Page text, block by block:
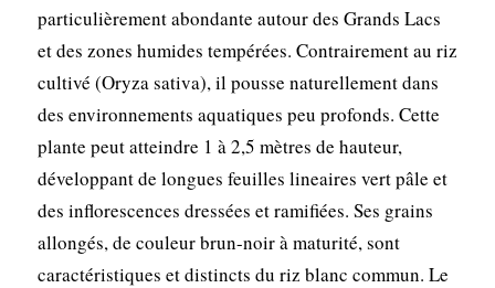
particulièrement abondante autour des Grands Lacs
et des zones humides tempérées. Contrairement au riz
cultivé (Oryza sativa), il pousse naturellement dans
des environnements aquatiques peu profonds. Cette
plante peut atteindre 1 à 2,5 mètres de hauteur,
développant de longues feuilles lineaires vert pâle et
des inflorescences dressées et ramifiées. Ses grains
allongés, de couleur brun-noir à maturité, sont
caractéristiques et distincts du riz blanc commun. Le